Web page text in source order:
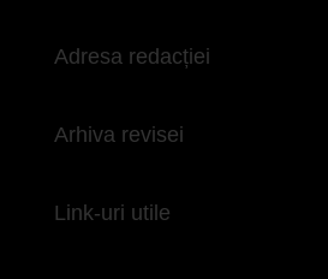
Adresa redacției
Arhiva revisei
Link-uri utile